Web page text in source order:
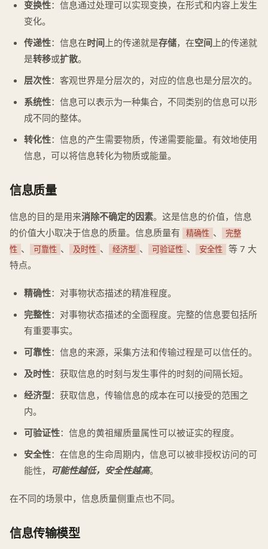
变换性：信息通过处理可以实现变换，在形式和内容上发生
变化。
传递性：信息在时间 上的传递就是存储，在空间 上的传递就
是转移或扩散。
层次性：客观世界是分层次的，对应的信息也是分层次的。
系统性：信息可以表示为一种集合，不同类别的信息可以形
成不同的整体。
转化性：信息的产生需要物质，传递需要能量。有效地使用
信息，可以将信息转化为物质或能量。
信息质量
信息的目的是用来消除不确定的因素。这是信息的价值，信息
的价值大小取决于信息的质量。信息质量有
精确性 、
完整
性 、 可靠性 、 及时性 、 经济型 、 可验证性 、 安全性
等 7 大
特点。
精确性：对事物状态描述的精准程度。
完整性：对事物状态描述的全面程度。完整的信息要包括所
有重要事实。
可靠性：信息的来源，采集方法和传输过程是可以信任的。
及时性：获取信息的时刻与发生事件的时刻的间隔长短。
经济型：获取信息，传输信息的成本在可以接受的范围之
内。
可验证性：信息的黄祖耀质量属性可以被证实的程度。
安全性：在信息的生命周期内，信息可以被非授权访问的可
能性， 可能性越低，安全性越高。
在不同的场景中，信息质量侧重点也不同。
信息传输模型